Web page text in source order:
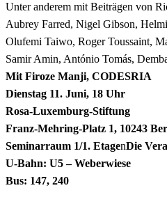
Unter anderem mit Beiträgen von
Aubrey Farred, Nigel Gibson,
Olufemi Taiwo, Roger Toussaint,
Samir Amin, António Tomás,
Mit Firoze Manji, CODESRIA
Dienstag 11. Juni, 18 Uhr
Rosa-Luxemburg-Stiftung
Franz-Mehring-Platz 1, 10243
Seminarraum 1/1. EtagenDie
U-Bahn: U5 – Weberwiese
Bus: 147, 240